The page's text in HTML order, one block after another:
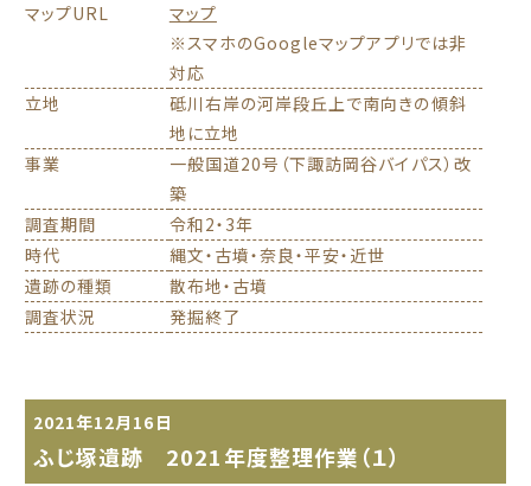
マップURL
マップ
※スマホのGoogleマップアプリでは非
対応
立地
砥川右岸の河岸段丘上で南向きの傾斜
地に立地
事業
一般国道20号（下諏訪岡谷バイパス）改
築
調査期間
令和2・3年
時代
縄文・古墳・奈良・平安・近世
遺跡の種類
散布地・古墳
調査状況
発掘終了
2021年12月16日
ふじ塚遺跡 2021年度整理作業（１）